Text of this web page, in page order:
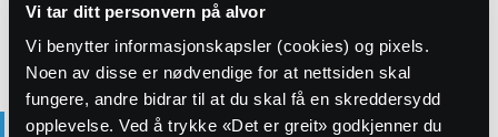
Vi tar ditt personvern på alvor
Vi benytter informasjonskapsler (cookies) og pixels.
Noen av disse er nødvendige for at nettsiden skal
fungere, andre bidrar til at du skal få en skreddersydd
opplevelse. Ved å trykke «Det er greit» godkjenner du
Bestillingsvare
PRODUKTBESKRIVELSE